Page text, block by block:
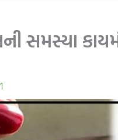
સમસ્યા